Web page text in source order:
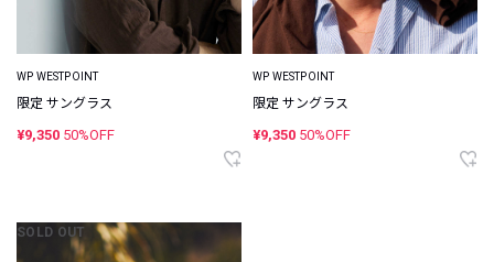
WP WESTPOINT
限定 サングラス
¥9,350 50%OFF
WP WESTPOINT
限定 サングラス
¥9,350 50%OFF
SOLD OUT